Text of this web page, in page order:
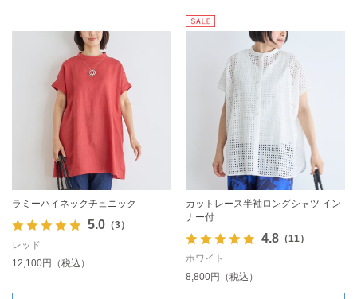
ラミーハイネックチュニック
5.0（3）
レッド
12,100円（税込）
カットレース半袖ロングシャツ イン
ナー付
4.8（11）
ホワイト
8,800円（税込）